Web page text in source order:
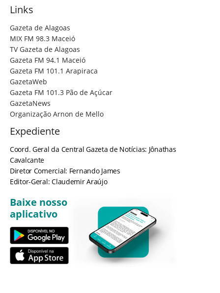
Links
Gazeta de Alagoas
MIX FM 98.3 Maceió
TV Gazeta de Alagoas
Gazeta FM 94.1 Maceió
Gazeta FM 101.1 Arapiraca
GazetaWeb
Gazeta FM 101.3 Pão de Açúcar
GazetaNews
Organização Arnon de Mello
Expediente
Coord. Geral da Central Gazeta de Notícias: Jônathas
Cavalcante
Diretor Comercial: Fernando James
Editor-Geral: Claudemir Araújo
Baixe nosso
aplicativo